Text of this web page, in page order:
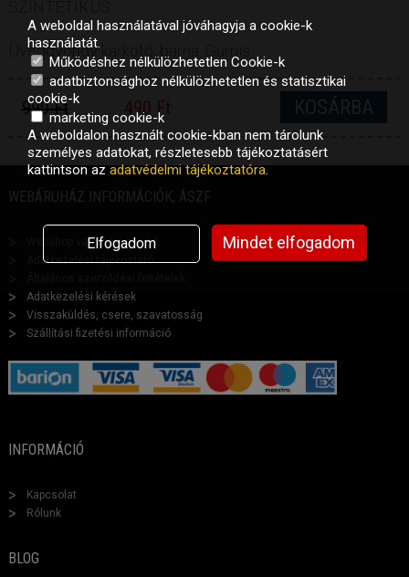
Üveggyöngy karkötő, barna. Gumis.
990 Ft 490 Ft KOSÁRBA
WEBÁRUHÁZ INFORMÁCIÓK, ÁSZF
Webshop vásárlási segéd
Adatkezelési tájékoztató
Adatkezelési kérések
Visszaküldés, csere, szavatosság
Szállítási fizetési információ
INFORMÁCIÓ
Kapcsolat
Rólunk
BLOG
A weboldal használatával jóváhagyja a cookie-k
használatát.
Működéshez nélkülözhetetlen Cookie-k
adatbiztonsághoz nélkülözhetetlen és statisztikai
cookie-k
marketing cookie-k
A weboldalon használt cookie-kban nem tárolunk
személyes adatokat, részletesebb tájékoztatásért
kattintson azadatvédelmi tájékoztatóra.
Elfogadom Mindet elfogadom